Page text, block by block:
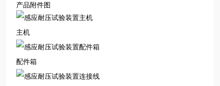
产品附件图
主机
配件箱